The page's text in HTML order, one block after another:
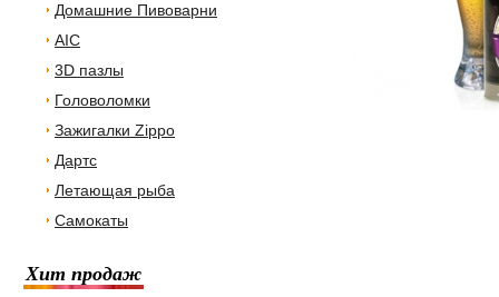
Домашние Пивоварни
AIC
3D пазлы
Головоломки
Зажигалки Zippo
Дартс
Летающая рыба
Самокаты
Хит продаж